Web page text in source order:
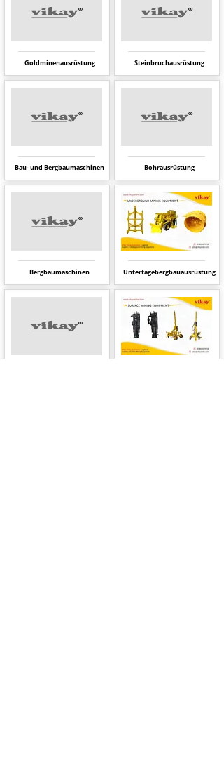
Goldminenausrüstung
Bau- und Bergbaumaschinen
Bergbaumaschinen
Steinbruchausrüstung
Bohrausrüstung
Untertagebergbauausrüstung